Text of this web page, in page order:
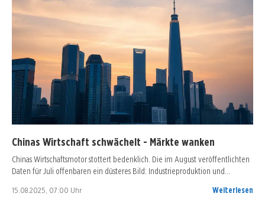
Chinas Wirtschaft schwächelt - Märkte wanken
Chinas Wirtschaftsmotor stottert bedenklich. Die im August veröffentlichten
Daten für Juli offenbaren ein düsteres Bild: Industrieproduktion und…
15.08.2025, 07:00 Uhr Weiterlesen